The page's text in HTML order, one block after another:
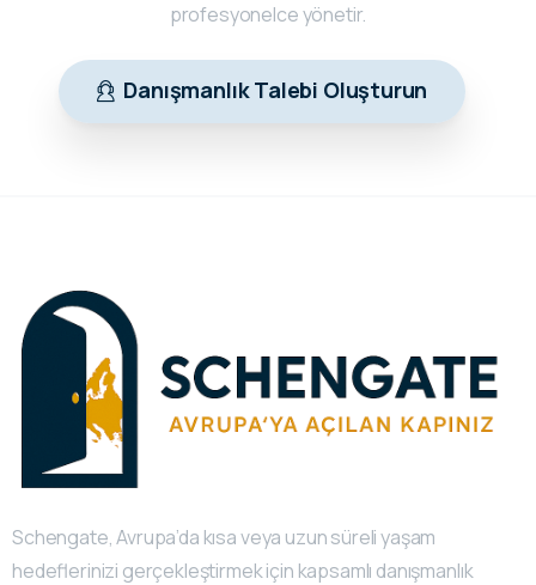
profesyonelce yönetir.
Danışmanlık Talebi Oluşturun
Schengate, Avrupa’da kısa veya uzun süreli yaşam
hedeflerinizi gerçekleştirmek için kapsamlı danışmanlık